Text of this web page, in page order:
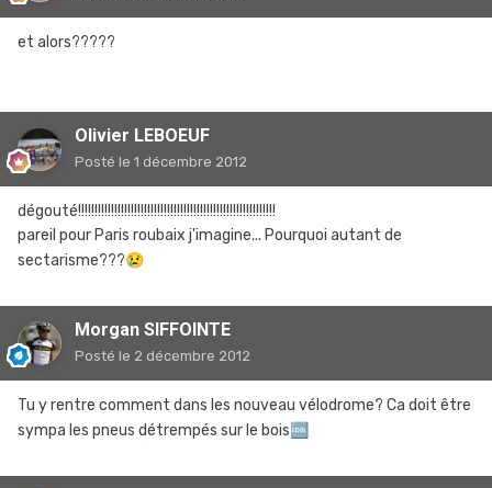
et alors?????
Olivier LEBOEUF
Posté le 1 décembre 2012
dégouté!!!!!!!!!!!!!!!!!!!!!!!!!!!!!!!!!!!!!!!!!!!!!!!!!!!!!!!!!!!!
pareil pour Paris roubaix j'imagine... Pourquoi autant de
sectarisme???😢
Morgan SIFFOINTE
Posté le 2 décembre 2012
Tu y rentre comment dans les nouveau vélodrome? Ca doit être
sympa les pneus détrempés sur le bois🆒